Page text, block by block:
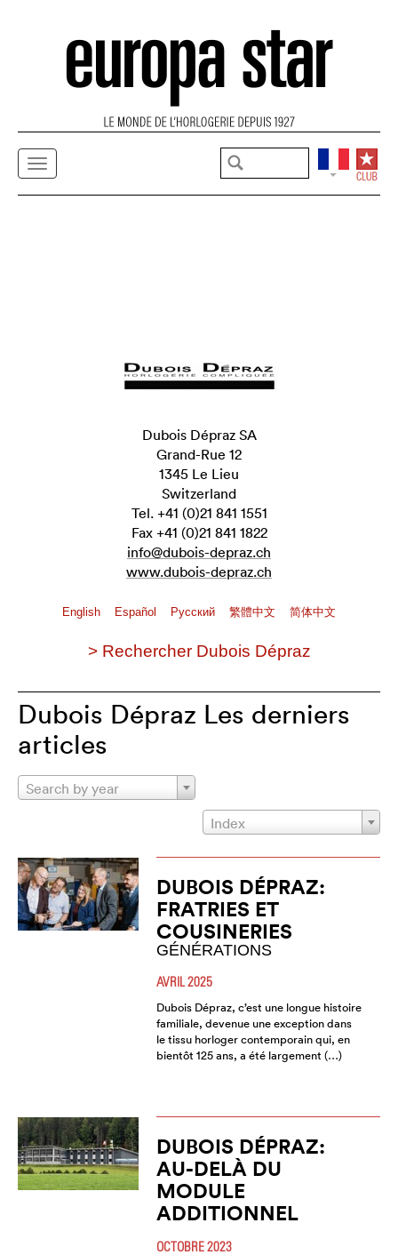
Dubois Dépraz SA
Grand-Rue 12
1345 Le Lieu
Switzerland
Tel. +41 (0)21 841 1551
Fax +41 (0)21 841 1822
info@dubois-depraz.ch
www.dubois-depraz.ch
English Español Pусский 繁體中文 简体中文
> Rechercher Dubois Dépraz
Dubois Dépraz Les derniers
articles
Search by year
Index
DUBOIS DÉPRAZ:
FRATRIES ET
COUSINERIES
GÉNÉRATIONS
AVRIL 2025
Dubois Dépraz, c’est une longue histoire
familiale, devenue une exception dans
le tissu horloger contemporain qui, en
bientôt 125 ans, a été largement (…)
DUBOIS DÉPRAZ:
AU-DELÀ DU
MODULE
ADDITIONNEL
OCTOBRE 2023